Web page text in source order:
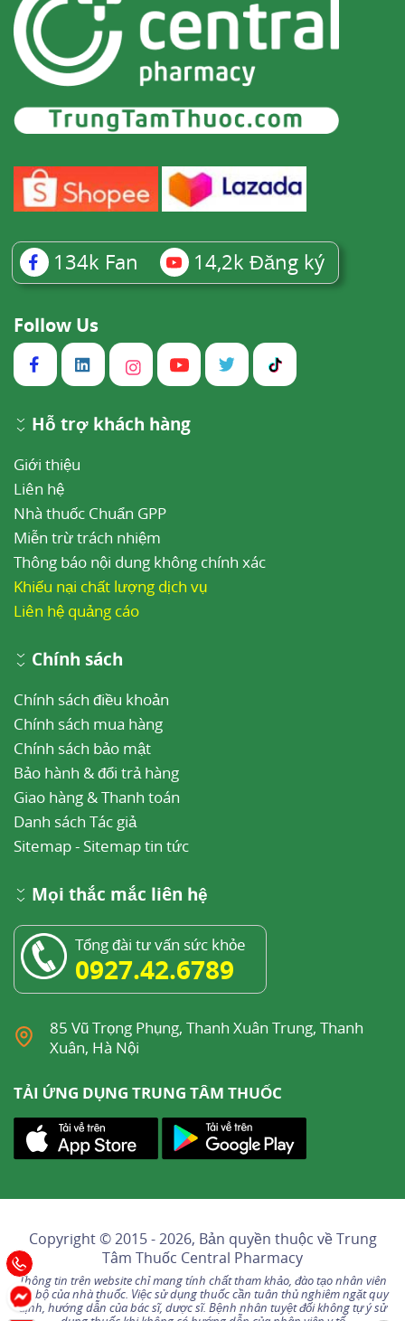
134k Fan 14,2k Đăng ký
Follow Us
Hỗ trợ khách hàng
Giới thiệu
Liên hệ
Nhà thuốc Chuẩn GPP
Miễn trừ trách nhiệm
Thông báo nội dung không chính xác
Khiếu nại chất lượng dịch vụ
Liên hệ quảng cáo
Chính sách
Chính sách điều khoản
Chính sách mua hàng
Chính sách bảo mật
Bảo hành & đổi trả hàng
Giao hàng & Thanh toán
Danh sách Tác giả
Sitemap- Sitemap tin tức
Mọi thắc mắc liên hệ
Tổng đài tư vấn sức khỏe
0927.42.6789
85 Vũ Trọng Phụng, Thanh Xuân Trung, Thanh
Xuân, Hà Nội
TẢI ỨNG DỤNG TRUNG TÂM THUỐC
Copyright © 2015 - 2026, Bản quyền thuộc vềTrung
Tâm Thuốc Central Pharmacy
Thông tin trên website chỉ mang tính chất tham khảo, đào tạo nhân viên
nội bộ của nhà thuốc. Việc sử dụng thuốc cần tuân thủ nghiêm ngặt quy
định, hướng dẫn của bác sĩ, dược sĩ. Bệnh nhân tuyệt đối không tự ý sử